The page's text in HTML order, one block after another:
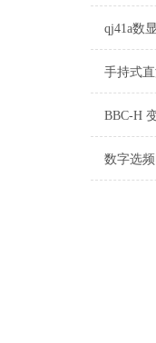
qj41a数
手持式
数字选